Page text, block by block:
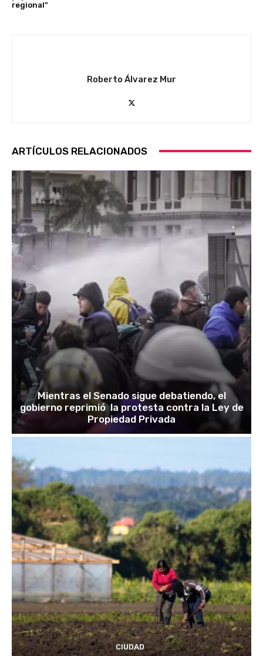
regional”
Roberto Álvarez Mur
ARTÍCULOS RELACIONADOS
Mientras el Senado sigue debatiendo, el
gobierno reprimió la protesta contra la Ley de
Propiedad Privada
CIUDAD